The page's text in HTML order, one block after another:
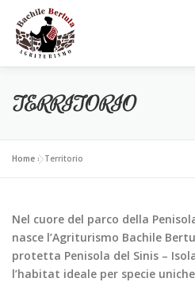
Passa
contenuto
Home Chi siamo
Camere
Prenota
TERRITORIO
Home »Territorio
Nel cuore del parco della
nasce l’Agriturismo Bachile
protetta Penisola del Sinis –
l’habitat ideale per specie